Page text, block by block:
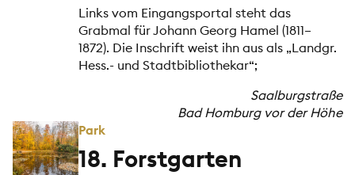
Links vom Eingangsportal steht das
Grabmal für Johann Georg Hamel (1811–
1872). Die Inschrift weist ihn aus als „Landgr.
Hess.- und Stadtbibliothekar“;
Saalburgstraße
Bad Homburg vor der Höhe
Park
18. Forstgarten